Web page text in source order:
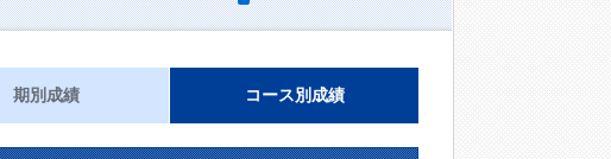
期別成績 コース別成績